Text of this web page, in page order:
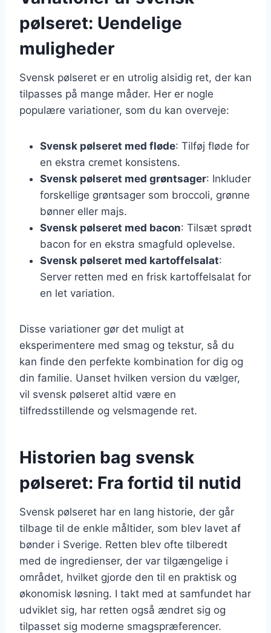
pølseret: Uendelige
muligheder
Svensk pølseret er en utrolig alsidig ret, der kan
tilpasses på mange måder. Her er nogle
populære variationer, som du kan overveje:
Svensk pølseret med fløde: Tilføj fløde for
en ekstra cremet konsistens.
Svensk pølseret med grøntsager: Inkluder
forskellige grøntsager som broccoli, grønne
bønner eller majs.
Svensk pølseret med bacon: Tilsæt sprødt
bacon for en ekstra smagfuld oplevelse.
Svensk pølseret med kartoffelsalat:
Server retten med en frisk kartoffelsalat for
en let variation.
Disse variationer gør det muligt at
eksperimentere med smag og tekstur, så du
kan finde den perfekte kombination for dig og
din familie. Uanset hvilken version du vælger,
vil svensk pølseret altid være en
tilfredsstillende og velsmagende ret.
Historien bag svensk
pølseret: Fra fortid til nutid
Svensk pølseret har en lang historie, der går
tilbage til de enkle måltider, som blev lavet af
bønder i Sverige. Retten blev ofte tilberedt
med de ingredienser, der var tilgængelige i
området, hvilket gjorde den til en praktisk og
økonomisk løsning. I takt med at samfundet har
udviklet sig, har retten også ændret sig og
tilpasset sig moderne smagspræferencer.